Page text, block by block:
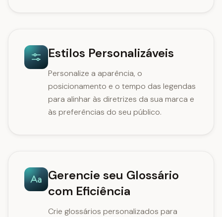
Estilos Personalizáveis
Personalize a aparência, o
posicionamento e o tempo das legendas
para alinhar às diretrizes da sua marca e
às preferências do seu público.
Gerencie seu Glossário
com Eficiência
Crie glossários personalizados para